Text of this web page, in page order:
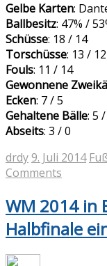
Gelbe Karten:
Ballbesitz: 47% /
Schüsse: 18 / 14
Torschüsse: 13 / 12
Fouls: 11 / 14
Gewonnene
Ecken: 7 / 5
Gehaltene Bälle: 5
Abseits: 3 / 0
drdy9. Juli 2014
Comments
WM 2014 in
Halbfinale